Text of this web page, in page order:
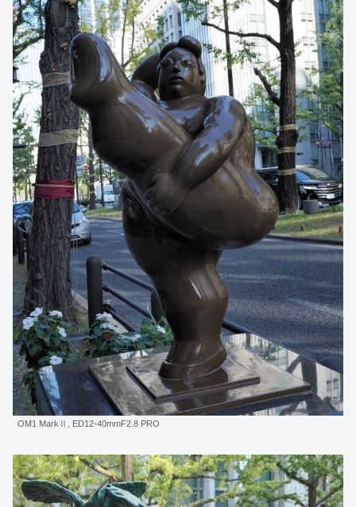
OM1 MarkⅡ, ED12-40mmF2.8 PRO